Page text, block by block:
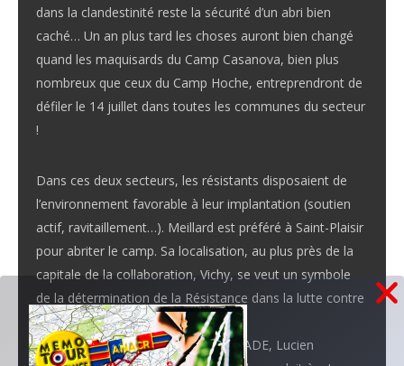
dans la clandestinité reste la sécurité d’un abri bien
caché… Un an plus tard les choses auront bien changé
quand les maquisards du Camp Casanova, bien plus
nombreux que ceux du Camp Hoche, entreprendront de
défiler le 14 juillet dans toutes les communes du secteur
!
Dans ces deux secteurs, les résistants disposaient de
l’environnement favorable à leur implantation (soutien
actif, ravitaillement…). Meillard est préféré à Saint-Plaisir
pour abriter le camp. Sa localisation, au plus près de la
capitale de la collaboration, Vichy, se veut un symbole
de la détermination de la Résistance dans la lutte contre
le nazisme et ses complices.
Sur recommandation d’Edmond CIVADE, Lucien